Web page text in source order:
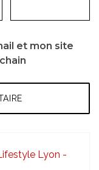
et mon site